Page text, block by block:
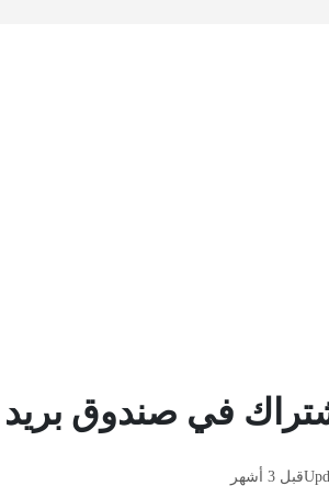
في صندوق
قبل 3 أشهر